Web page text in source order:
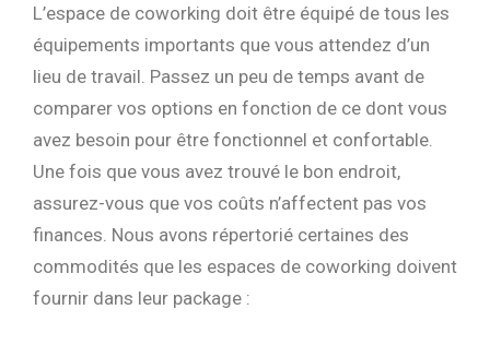
L’espace de coworking doit être équipé de tous les
équipements importants que vous attendez d’un
lieu de travail. Passez un peu de temps avant de
comparer vos options en fonction de ce dont vous
avez besoin pour être fonctionnel et confortable.
Une fois que vous avez trouvé le bon endroit,
assurez-vous que vos coûts n’affectent pas vos
finances. Nous avons répertorié certaines des
commodités que les espaces de coworking doivent
fournir dans leur package :